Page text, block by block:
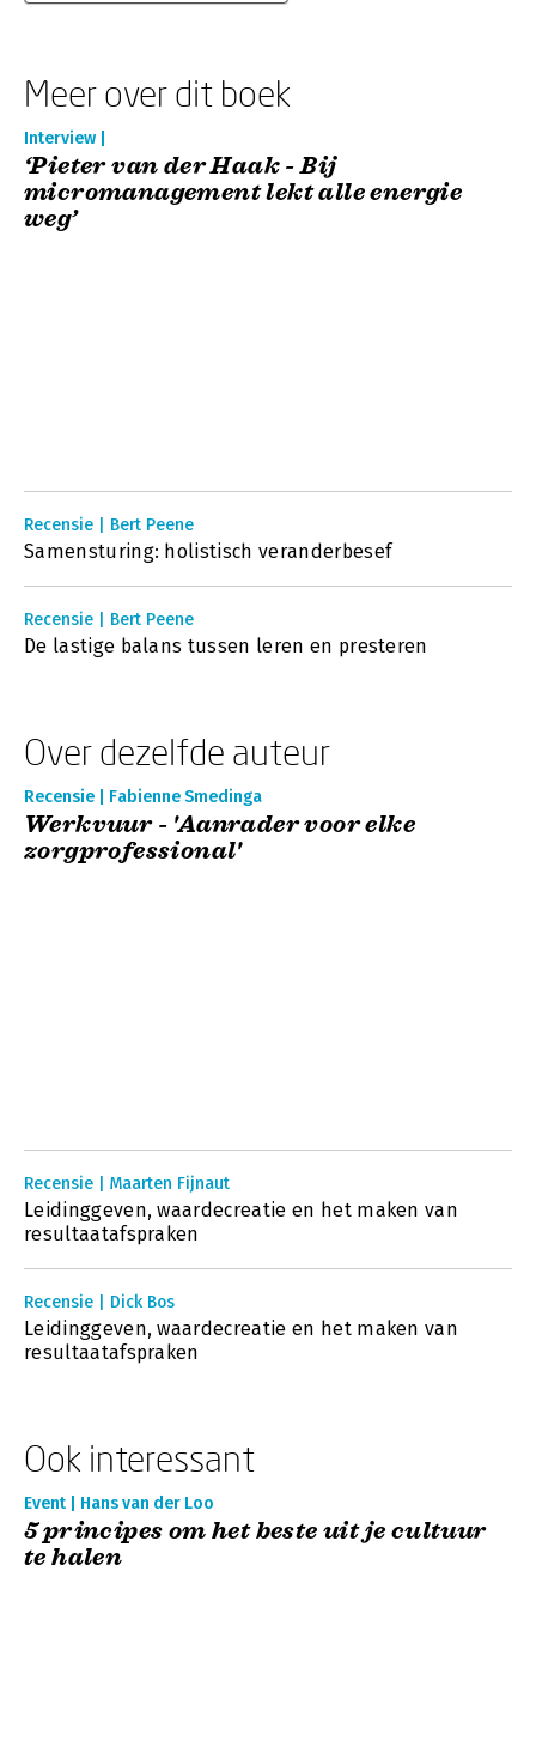
Meer over dit boek
Interview |
‘Pieter van der Haak - Bij
micromanagement lekt alle energie
weg’
Recensie | Bert Peene
Samensturing: holistisch veranderbesef
Recensie | Bert Peene
De lastige balans tussen leren en presteren
Over dezelfde auteur
Recensie | Fabienne Smedinga
Werkvuur - 'Aanrader voor elke
zorgprofessional'
Recensie | Maarten Fijnaut
Leidinggeven, waardecreatie en het maken van
resultaatafspraken
Recensie | Dick Bos
Leidinggeven, waardecreatie en het maken van
resultaatafspraken
Ook interessant
Event | Hans van der Loo
5 principes om het beste uit je cultuur
te halen